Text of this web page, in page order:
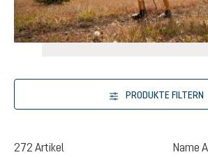
PRODUKTE FILTERN
272 Artikel